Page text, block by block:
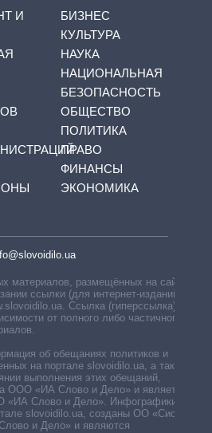
И
БИЗНЕС
КУЛЬТУРА
НАУКА
НАЦИОНАЛЬНАЯ
БЕЗОПАСНОСТЬ
ОБЩЕСТВО
ПОЛИТИКА
ПРАВО
ФИНАНСЫ
ЭКОНОМИКА
материалов, размещённых на сайте,
ссылки (для интернет-изданий —
Ссылка (гиперссылка)
от полного либо частичного
об обещаниях политиков и
на портале slovoidilo.ua, а также
выполнения этих обещаний,
ООО «ИА Слово и Дело» и является
«ИА Слово и Дело». Инфографики,
slovoidilo.ua, созданы ОО «Система
и Дело» и являются